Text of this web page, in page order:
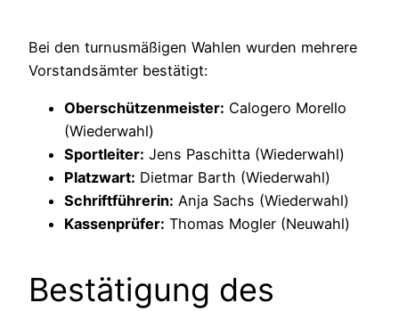
Bei den turnusmäßigen Wahlen wurden mehrere
Vorstandsämter bestätigt:
Oberschützenmeister: Calogero Morello
(Wiederwahl)
Sportleiter: Jens Paschitta (Wiederwahl)
Platzwart: Dietmar Barth (Wiederwahl)
Schriftführerin: Anja Sachs (Wiederwahl)
Kassenprüfer: Thomas Mogler (Neuwahl)
Bestätigung des